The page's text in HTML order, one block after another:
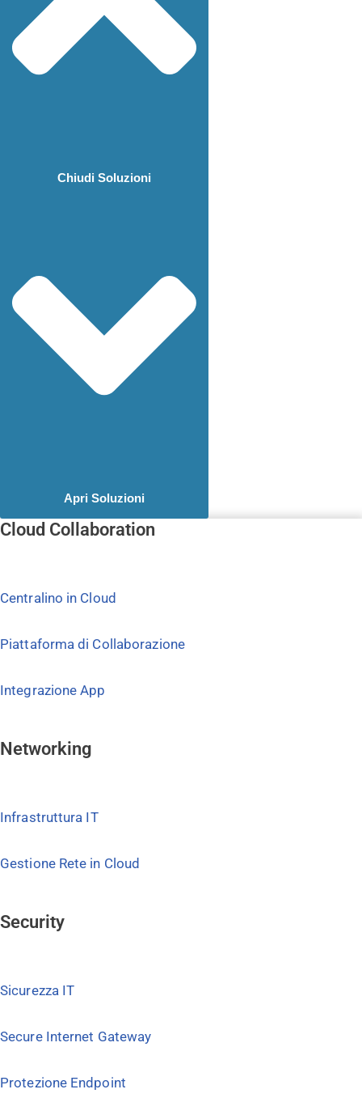
Chiudi Soluzioni
Apri Soluzioni
Cloud Collaboration
Centralino in Cloud
Piattaforma di Collaborazione
Integrazione App
Networking
Infrastruttura IT
Gestione Rete in Cloud
Security
Sicurezza IT
Secure Internet Gateway
Protezione Endpoint